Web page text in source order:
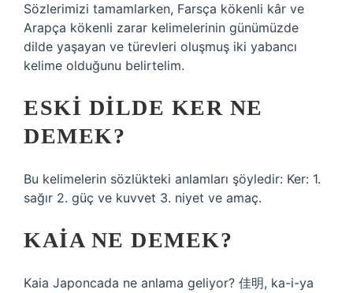
Sözlerimizi tamamlarken, Farsça kökenli kâr ve
Arapça kökenli zarar kelimelerinin günümüzde
dilde yaşayan ve türevleri oluşmuş iki yabancı
kelime olduğunu belirtelim.
ESKI DILDE KER NE
DEMEK?
Bu kelimelerin sözlükteki anlamları şöyledir: Ker: 1.
sağır 2. güç ve kuvvet 3. niyet ve amaç.
KAIA NE DEMEK?
Kaia Japoncada ne anlama geliyor? 佳明, ka-i-ya